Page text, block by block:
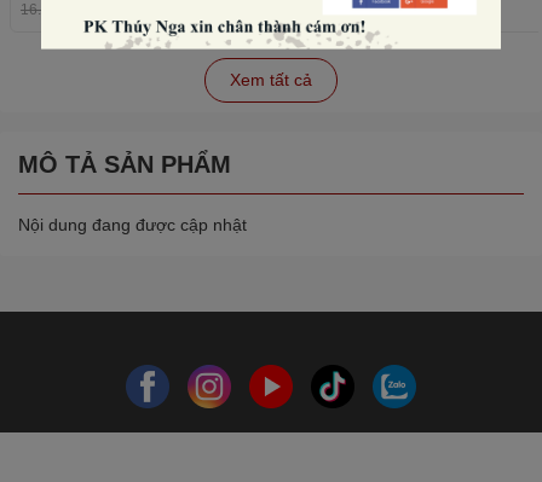
16.000₫ 16.000₫ -4%
Xem tất cả
MÔ TẢ SẢN PHẨM
Nội dung đang được cập nhật